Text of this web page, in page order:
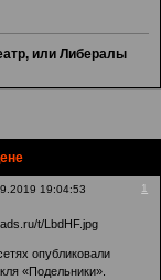
или Либералы
1
19:04:53
опубликовали
«Подельники».